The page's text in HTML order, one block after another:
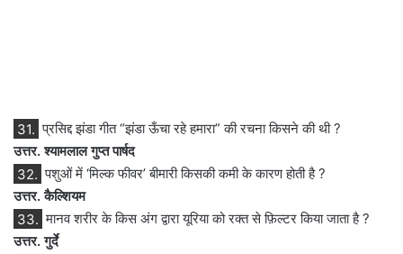
31. प्रसिद्द झंडा गीत “झंडा ऊँचा रहे हमारा” की रचना किसने की थी ?
उत्तर. श्यामलाल गुप्त पार्षद
32. पशुओं में ‘मिल्क फीवर’ बीमारी किसकी कमी के कारण होती है ?
उत्तर. कैल्शियम
33. मानव शरीर के किस अंग द्वारा यूरिया को रक्त से फ़िल्टर किया जाता है ?
उत्तर. गुर्दे